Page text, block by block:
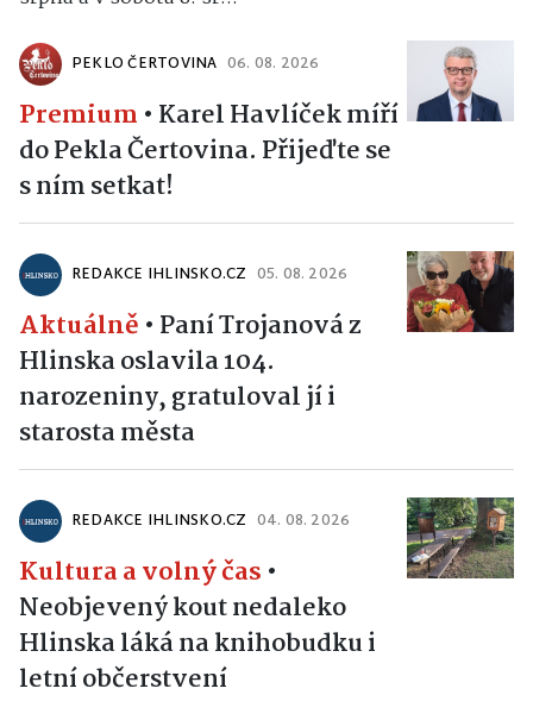
PEKLO ČERTOVINA 06. 08. 2026
Premium • Karel Havlíček míří
do Pekla Čertovina. Přijeďte se
s ním setkat!
REDAKCE IHLINSKO.CZ 05. 08. 2026
Aktuálně • Paní Trojanová z
Hlinska oslavila 104.
narozeniny, gratuloval jí i
starosta města
REDAKCE IHLINSKO.CZ 04. 08. 2026
Kultura a volný čas •
Neobjevený kout nedaleko
Hlinska láká na knihobudku i
letní občerstvení